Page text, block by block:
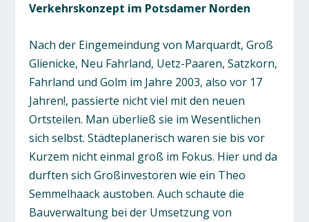
Verkehrskonzept im Potsdamer Norden
Nach der Eingemeindung von Marquardt, Groß
Glienicke, Neu Fahrland, Uetz-Paaren, Satzkorn,
Fahrland und Golm im Jahre 2003, also vor 17
Jahren!, passierte nicht viel mit den neuen
Ortsteilen. Man überließ sie im Wesentlichen
sich selbst. Städteplanerisch waren sie bis vor
Kurzem nicht einmal groß im Fokus. Hier und da
durften sich Großinvestoren wie ein Theo
Semmelhaack austoben. Auch schaute die
Bauverwaltung bei der Umsetzung von